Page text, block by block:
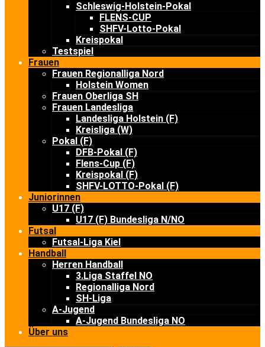
Schleswig-Holstein-Pokal
FLENS-CUP
SHFV-Lotto-Pokal
Kreispokal
Testspiel
Frauen
Frauen Regionalliga Nord
Holstein Women
Frauen Oberliga SH
Frauen Landesliga
Landesliga Holstein (F)
Kreisliga (W)
Pokal (F)
DFB-Pokal (F)
Flens-Cup (F)
Kreispokal (F)
SHFV-LOTTO-Pokal (F)
Juniorinnen
U17 (F)
U17 (F) Bundesliga N/NO
Futsal
Futsal-Liga Kiel
Handball
Herren Handball
3.Liga Staffel NO
Regionalliga Nord
SH-Liga
A-Jugend
A-Jugend Bundesliga NO
Über uns